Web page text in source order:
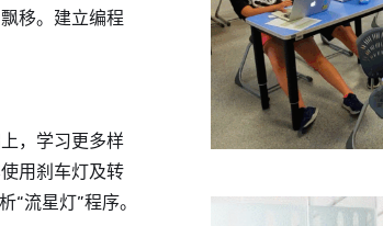
移。建立编程
，学习更多样
用刹车灯及转
“流星灯”程序。